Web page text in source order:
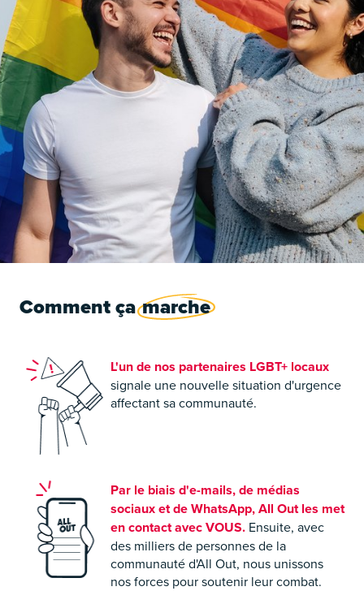
Comment çamarche
L'un de nos partenaires LGBT+ locaux
signale une nouvelle situation d'urgence
affectant sa communauté.
Par le biais d'e-mails, de médias
sociaux et de WhatsApp, All Out les met
en contact avec VOUS. Ensuite, avec
des milliers de personnes de la
communauté d'All Out, nous unissons
nos forces pour soutenir leur combat.